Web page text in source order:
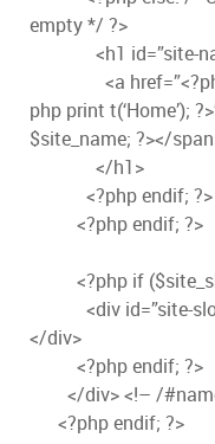
empty */ ?>
<h1 id=”site-
<a href=”<?php
php print t(‘Home’);
$site_name; ?></
</h1>
<?php endif; ?>
<?php endif; ?>
<?php if
<div id=”site-
</div>
<?php endif; ?>
</div> <!– /
<?php endif; ?>